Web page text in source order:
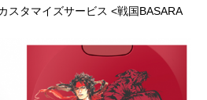
スタマイズサービス <戦国BASARA